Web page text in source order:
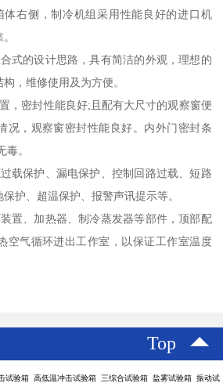
体右侧，制冷机组采用性能良好的进口机
式的设计思路，具有简洁的外观，理想的
，维修使用及为方便。
，密封性能良好;且配有大尺寸的观察窗便
况，观察窗密封性能良好。内外门密封条
。
载保护、漏电保护、控制回路过载、短路
护、超温保护、报警声讯提示等。
置、加热器、制冷蒸发器等部件，顶部配
空气循环进出工作室，以保证工作室温度
Top
试验箱 高低温冲击试验箱 三综合试验箱 盐雾试验箱 振动试